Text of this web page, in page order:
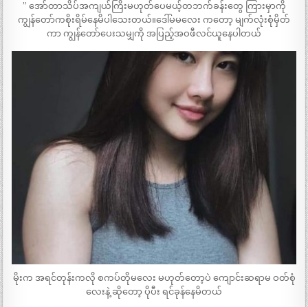
” အော်တာသိပ်အကျယ်ကြိးမဟုတ်ပေမယ့်တဘက်ခန်းတွေ ကြားမှာကို
ကျွန်တော်ကစိုးရိမ်နေမိပါသေးတယ်။ဒေါ်မမလေး ကတော့ မျက်လုံးစုံမှိတ်
ကာ ကျွန်တော်ပေးသမျှကို အပြည့်အဝဖီလင်ယူနေပါတယ်
မိုးက အရင်တုန်းကလို စကပ်တိုမလေး မဟုတ်တော့ပဲ ကျောင်းဆရာမ ဝတ်စုံ
လေးနဲ့ ဆိုတော့ ပိုပီး ရင်ခုန်နေမိတယ်